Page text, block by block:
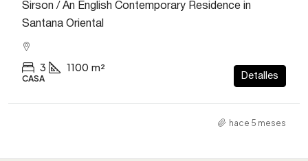
Sirson / An English Contemporary Residence in
Santana Oriental
3 1100 m²
CASA Detalles
hace 5 meses